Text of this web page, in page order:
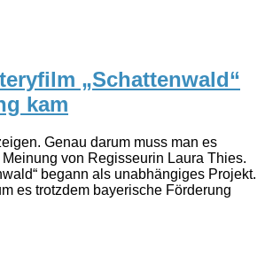
„Schattenwald“
kam
Genau darum muss man es
von Regisseurin Laura Thies.
begann als unabhängiges Projekt.
es trotzdem bayerische Förderung